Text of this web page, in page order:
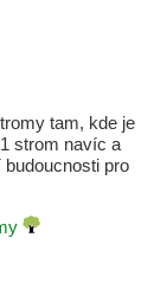
tam, kde je
strom navíc a
pro